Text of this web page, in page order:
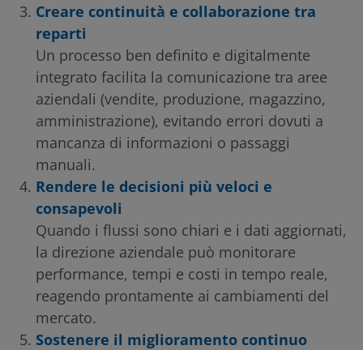
Creare continuità e collaborazione tra
reparti
Un processo ben definito e digitalmente
integrato facilita la comunicazione tra aree
aziendali (vendite, produzione, magazzino,
amministrazione), evitando errori dovuti a
mancanza di informazioni o passaggi
manuali.
Rendere le decisioni più veloci e
consapevoli
Quando i flussi sono chiari e i dati aggiornati,
la direzione aziendale può monitorare
performance, tempi e costi in tempo reale,
reagendo prontamente ai cambiamenti del
mercato.
Sostenere il miglioramento continuo